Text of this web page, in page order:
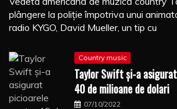
plângere la poliţie împotriva unui
radio KYGO, David Mueller, un tip cu
Country music
Taylor Swift şi-a
40 de milioane de dolari
07/10/2022